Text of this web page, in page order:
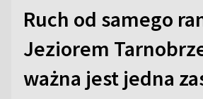
Ruch od samego
Jeziorem
ważna jest jedna